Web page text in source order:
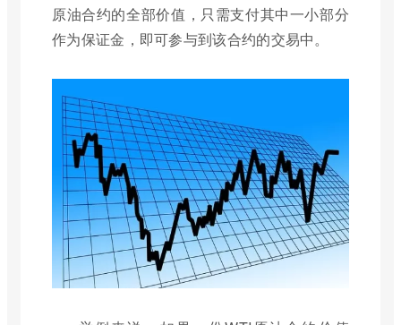
原油合约的全部价值，只需支付其中一小部分
作为保证金，即可参与到该合约的交易中。